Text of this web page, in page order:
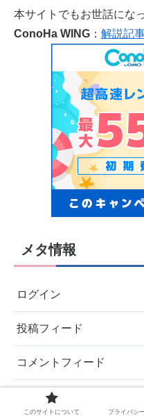
本サイトでもお世話にな
ConoHa WING ： 解説記
メタ情報
ログイン
投稿フィード
コメントフィード
WordPress.org
このサイトについて プライバシ